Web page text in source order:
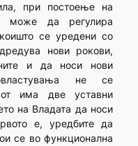
при постоење на
може да регулира
се уредени со
нови рокови,
и да носи нови
не се
има две уставни
на Владата да носи
е, уредбите да
се во функционална